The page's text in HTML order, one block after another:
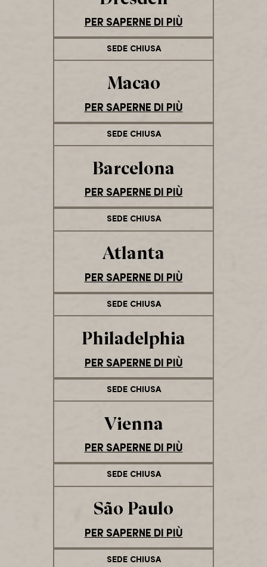
PER SAPERNE DI PIÙ
SEDE CHIUSA
Macao
PER SAPERNE DI PIÙ
SEDE CHIUSA
Barcelona
PER SAPERNE DI PIÙ
SEDE CHIUSA
Atlanta
PER SAPERNE DI PIÙ
SEDE CHIUSA
Philadelphia
PER SAPERNE DI PIÙ
SEDE CHIUSA
Vienna
PER SAPERNE DI PIÙ
SEDE CHIUSA
São Paulo
PER SAPERNE DI PIÙ
SEDE CHIUSA